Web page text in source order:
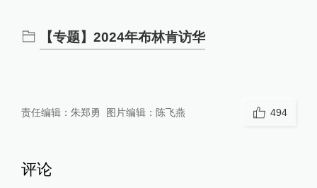
【专题】2024年布林肯访华
责任编辑： 朱郑勇 图片编辑： 陈飞燕 494
评论